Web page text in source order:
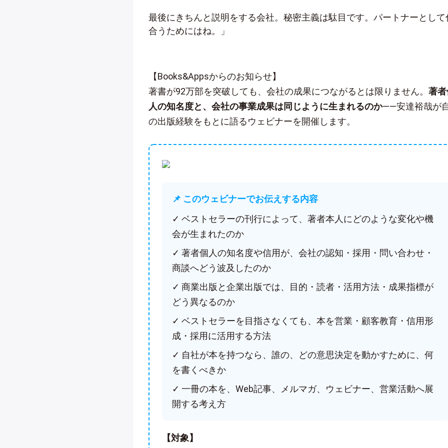
最後にきちんと説明をする会社。秘密主義は駄目です。パートナーとして
合うためにはね。」
【Books&Appsからのお知らせ】
著書が92万部を突破しても、会社の成果につながるとは限りません。 著者
人の知名度と、会社の事業成果は同じように生まれるのか——安達裕哉が
の出版経験をもとに語るウェビナーを開催します。
📌 このウェビナーでお伝えする内容
✓ ベストセラーの刊行によって、著者本人にどのような変化や機
会が生まれたのか
✓ 著者個人の知名度や信用が、会社の認知・採用・問い合わせ・
商談へどう波及したのか
✓ 商業出版と企業出版では、目的・読者・活用方法・成果指標が
どう異なるのか
✓ ベストセラーを目指さなくても、本を営業・顧客教育・信用形
成・採用に活用する方法
✓ 自社が本を持つなら、誰の、どの意思決定を動かすために、何
を書くべきか
✓ 一冊の本を、Web記事、メルマガ、ウェビナー、営業活動へ展
開する考え方
【対象】